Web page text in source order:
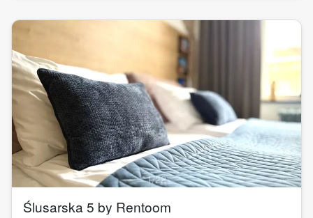
1/22
Ślusarska 5 by Rentoom